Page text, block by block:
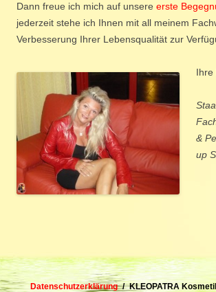
Dann freue ich mich auf unsere erste
jederzeit stehe ich Ihnen mit all meinem
Verbesserung Ihrer Lebensqualität zur
Ihre
&
up
Datenschutzerklärung KLEOPATRA